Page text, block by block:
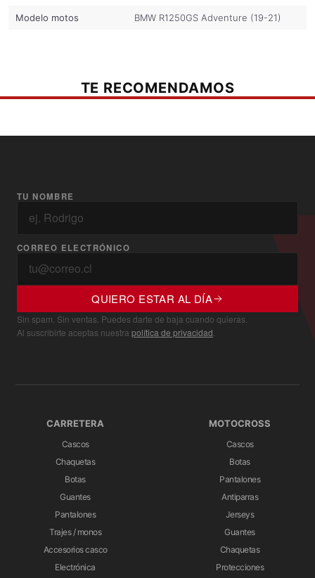
Modelo motos BMW R1250GS Adventure (19-21)
TE RECOMENDAMOS
TU NOMBRE
CORREO ELECTRÓNICO
QUIERO ESTAR AL DÍA
Sin spam. Sin ventas. Puedes darte de baja cuando quieras.
Al suscribirte aceptas nuestra política de privacidad
CARRETERA
Cascos
Chaquetas
Botas
Guantes
Pantalones
Trajes / monos
Accesorios casco
Electrónica
MOTOCROSS
Cascos
Botas
Pantalones
Antiparras
Jerseys
Guantes
Chaquetas
Protecciones